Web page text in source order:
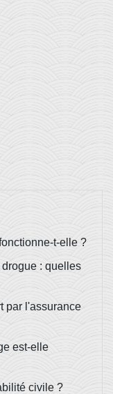
t-elle ?
: quelles
par l'assurance
est-elle
civile ?